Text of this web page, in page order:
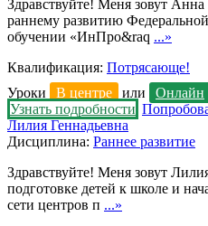
Здравствуйте! Меня зовут
раннему развитию
обучении «ИнПро&raq ...»
Квалификация: Потрясающе!
Уроки
В центре или
Онлайн
Узнать подробности
Лилия Геннадьевна
Дисциплина: Раннее развитие
Здравствуйте! Меня зовут
подготовке детей к школе и
сети центров п ...»